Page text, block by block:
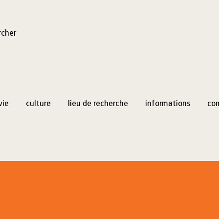
culture lieu de recherche informations